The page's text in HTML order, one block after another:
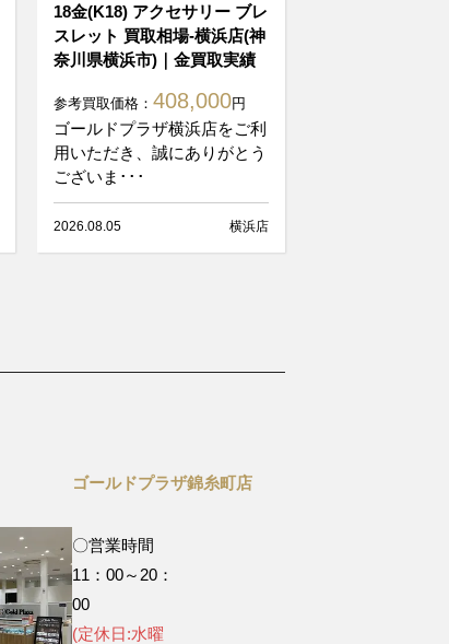
18金(K18) アクセサリー ブレ
スレット 買取相場-横浜店(神
奈川県横浜市)｜金買取実績
参考買取価格：408,000円
ゴールドプラザ横浜店をご利
用いただき、誠にありがとう
ございま･･･
2026.08.05 横浜店
ゴールドプラザ錦糸町店
〇営業時間
11：00～20：
00
(定休日:水曜